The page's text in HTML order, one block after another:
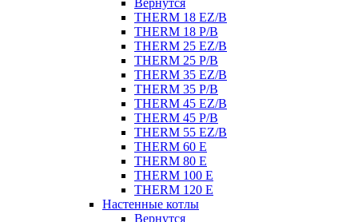
Вернутся
THERM 18 EZ/B
THERM 18 P/B
THERM 25 EZ/B
THERM 25 P/B
THERM 35 EZ/B
THERM 35 P/B
THERM 45 EZ/B
THERM 45 P/B
THERM 55 EZ/B
THERM 60 E
THERM 80 E
THERM 100 E
THERM 120 E
Настенные котлы
Вернутся